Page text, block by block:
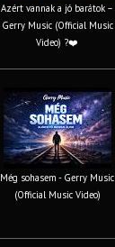
Azért vannak a jó barátok –
Gerry Music (Official Music
Video) ?❤️
Még sohasem - Gerry Music
(Official Music Video)